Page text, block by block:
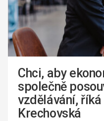
Chci, aby
společně
vzdělávání,
Krechovská